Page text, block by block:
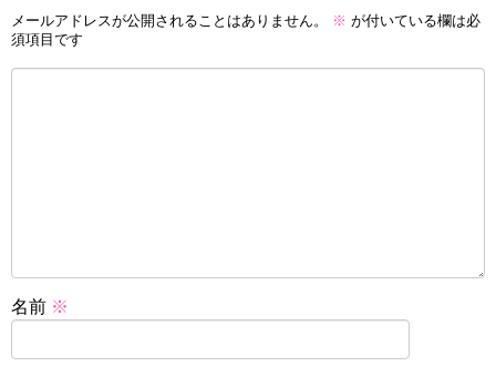
メールアドレスが公開されることはありません。 ※ が付いている欄は必
須項目です
名前 ※